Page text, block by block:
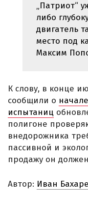
„Патриот“
либо
двигатель
место под
Максим
К слову, в конце
сообщили о
испытаниц
полигоне
внедорожника
пассивной и
продажу он
Автор: Иван